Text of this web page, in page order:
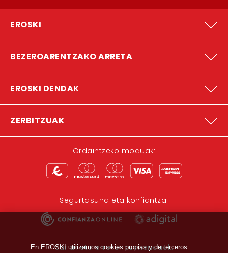
EROSKI
BEZEROARENTZAKO ARRETA
EROSKI DENDAK
ZERBITZUAK
Ordaintzeko moduak:
Segurtasuna eta konfiantza:
Sariak eta errekonozimenduak:
En EROSKI utilizamos cookies propias y de terceros